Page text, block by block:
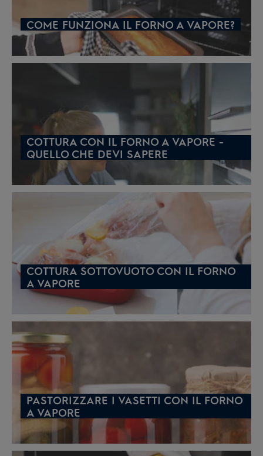
COME FUNZIONA IL FORNO A VAPORE?
COTTURA CON IL FORNO A VAPORE -
QUELLO CHE DEVI SAPERE
COTTURA SOTTOVUOTO CON IL FORNO
A VAPORE
PASTORIZZARE I VASETTI CON IL FORNO
A VAPORE